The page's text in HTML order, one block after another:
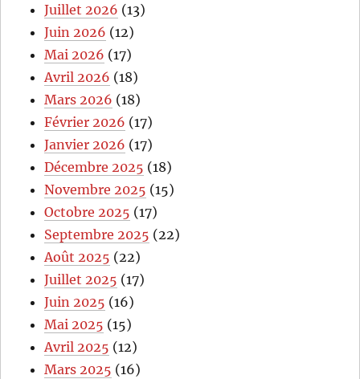
Juillet 2026 (13)
Juin 2026 (12)
Mai 2026 (17)
Avril 2026 (18)
Mars 2026 (18)
Février 2026 (17)
Janvier 2026 (17)
Décembre 2025 (18)
Novembre 2025 (15)
Octobre 2025 (17)
Septembre 2025 (22)
Août 2025 (22)
Juillet 2025 (17)
Juin 2025 (16)
Mai 2025 (15)
Avril 2025 (12)
Mars 2025 (16)